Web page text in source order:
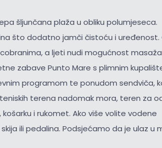
šljunčana plaža u obliku polumjeseca.
što dodatno jamči čistoću i uređenost.
a ljeti nudi mogućnost
zabave Punto Mare s plimnim
programom te ponudom sendviča,
terena nadomak mora, teren za
i rukomet. Ako više volite vodene
ili pedalina. Podsjećamo da je ulaz u